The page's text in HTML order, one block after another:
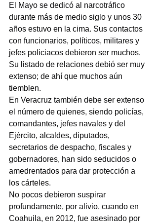
El Mayo se dedicó al narcotráfico
durante más de medio siglo y unos 30
años estuvo en la cima. Sus contactos
con funcionarios, políticos, militares y
jefes policiacos debieron ser muchos.
Su listado de relaciones debió ser muy
extenso; de ahí que muchos aún
tiemblen.
En Veracruz también debe ser extenso
el número de quienes, siendo policías,
comandantes, jefes navales y del
Ejército, alcaldes, diputados,
secretarios de despacho, fiscales y
gobernadores, han sido seducidos o
amedrentados para dar protección a
los cárteles.
No pocos debieron suspirar
profundamente, por alivio, cuando en
Coahuila, en 2012, fue asesinado por